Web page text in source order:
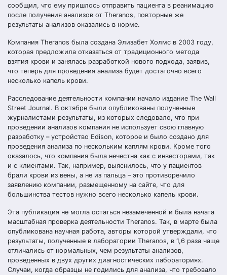
сообщил, что ему пришлось отправить пациента в реанимацию
после получения анализов от Theranos, повторные же
результаты анализов оказались в норме.
Компания Theranos была создана Элизабет Холмс в 2003 году,
которая предложила отказаться от традиционного метода
взятия крови и занялась разработкой нового подхода, заявив,
что теперь для проведения анализа будет достаточно всего
несколько капель крови.
Расследование деятельности компании начало издание The Wall
Street Journal. В октябре были опубликованы полученные
журналистами результаты, из которых следовало, что при
проведении анализов компания не использует свою главную
разработку – устройство Edison, которое и было создано для
проведения анализа по нескольким каплям крови. Кроме того
оказалось, что компания была нечестна как с инвесторами, так
и с клиентами. Так, например, выяснилось, что у пациентов
брали крови из вены, а не из пальца – это противоречило
заявлению компании, размещенному на сайте, что для
большинства тестов нужно всего несколько капель крови.
Эта публикация не могла остаться незамеченной и была начата
масштабная проверка деятельности Theranos. Так, в марте была
опубликована научная работа, авторы которой утверждали, что
результаты, полученные в лаборатории Theranos, в 1,6 раза чаще
отличались от нормальных, чем результаты анализов,
проведенных в двух других диагностических лабораториях.
Случаи, когда образцы не годились для анализа, что требовало